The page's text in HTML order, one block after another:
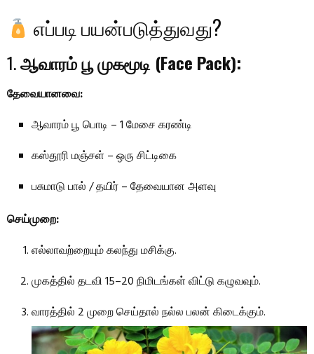
எப்படி பயன்படுத்துவது?
1.ஆவாரம் பூ முகமூடி (Face Pack):
தேவையானவை:
ஆவாரம் பூ பொடி – 1 மேசை கரண்டி
கஸ்தூரி மஞ்சள் – ஒரு சிட்டிகை
பசுமாடு பால் / தயிர் – தேவையான அளவு
செய்முறை:
எல்லாவற்றையும் கலந்து மசிக்கு.
முகத்தில் தடவி 15–20 நிமிடங்கள் விட்டு கழுவவும்.
வாரத்தில் 2 முறை செய்தால் நல்ல பலன் கிடைக்கும்.